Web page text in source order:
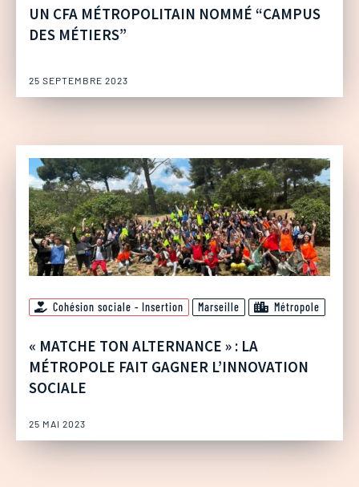
UN CFA MÉTROPOLITAIN NOMMÉ “CAMPUS
DES MÉTIERS”
25 SEPTEMBRE 2023
Cohésion sociale - Insertion Marseille Métropole
« MATCHE TON ALTERNANCE » : LA
MÉTROPOLE FAIT GAGNER L’INNOVATION
SOCIALE
25 MAI 2023